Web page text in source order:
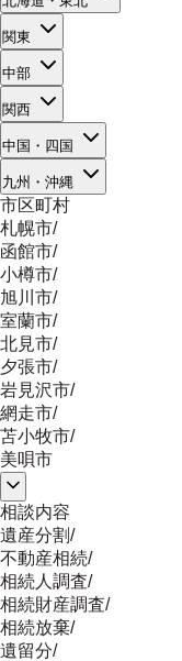
関東
中部
関西
中国・四国
九州・沖縄
市区町村
札幌市/
函館市/
小樽市/
旭川市/
室蘭市/
北見市/
夕張市/
岩見沢市/
網走市/
苫小牧市/
美唄市
相談内容
遺産分割/
不動産相続/
相続人調査/
相続財産調査/
相続放棄/
遺留分/